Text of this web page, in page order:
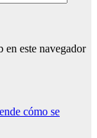
este navegador
cómo se